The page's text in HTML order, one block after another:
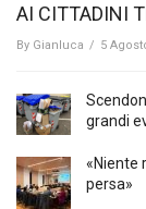
AI CITTADINI
By Gianluca / 5
grandi
«Niente
persa»